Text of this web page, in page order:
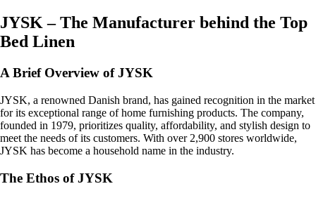
JYSK – The Manufacturer behind the Top
Bed Linen
A Brief Overview of JYSK
JYSK, a renowned Danish brand, has gained recognition in the market
for its exceptional range of home furnishing products. The company,
founded in 1979, prioritizes quality, affordability, and stylish design to
meet the needs of its customers. With over 2,900 stores worldwide,
JYSK has become a household name in the industry.
The Ethos of JYSK